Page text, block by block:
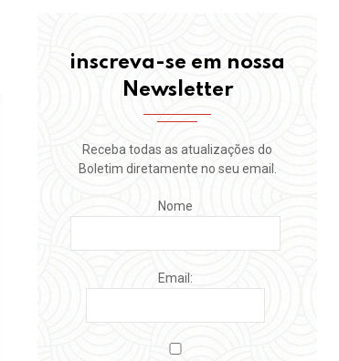
inscreva-se em nossa
Newsletter
Receba todas as atualizações do
Boletim diretamente no seu email.
Nome
Email: